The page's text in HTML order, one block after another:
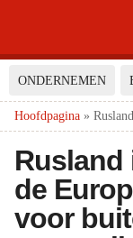
ONDERNEMEN
Hoofdpagina »
Rusland
de
voor